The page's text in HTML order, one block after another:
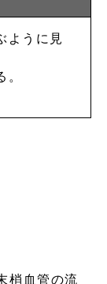
ように見
梢血管の流